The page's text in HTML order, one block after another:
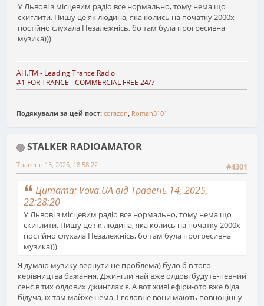
У Львові з місцевим радіо все нормально, тому нема що
скиглити. Пишу це як людина, яка колись на початку 2000х
постійно слухала Незалежнісь, бо там була прогресивна
музика)))
AH.FM - Leading Trance Radio
#1 FOR TRANCE - COMMERCIAL FREE 24/7
Подякували за цей пост: corazon Roman3101
STALKER RADIOAMATOR
#4301
Травень 15, 2025, 18:58:22
Цитата: Vova.UA від Травень 14, 2025,
22:28:20
У Львові з місцевим радіо все нормально, тому нема що
скиглити. Пишу це як людина, яка колись на початку 2000х
постійно слухала Незалежнісь, бо там була прогресивна
музика)))
Я думаю музику вернути не проблема) було б в того
керівництва бажання. Джингли най вже олдові будуть-певний
сенс в тих олдових джинглах є. А вот живі ефіри-ото вже біда
бідуча, їх там майже нема. І головне вони мають повноцінну